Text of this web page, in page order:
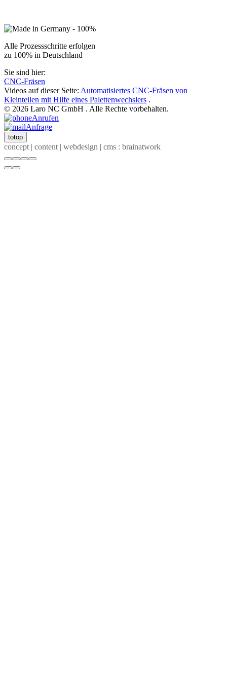
Alle Prozessschritte erfolgen
zu 100% in Deutschland
Sie sind hier:
CNC-Fräsen
Videos auf dieser Seite: Automatisiertes CNC-Fräsen von
Kleinteilen mit Hilfe eines Palettenwechslers .
© 2026 Laro NC GmbH . Alle Rechte vorbehalten.
Anrufen
Anfrage
totop
concept | content | webdesign | cms : brainatwork